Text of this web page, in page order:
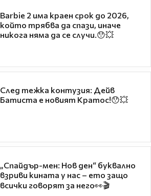
Barbie 2 има краен срок до 2026,
който трябва да спази, иначе
никога няма да се случи.😯💥
След тежка контузия: Дейв
Батиста е новият Кратос!😯💥
„Спайдър-мен: Нов ден“ буквално
взриви кината у нас – ето защо
всички говорят за него👀🎬